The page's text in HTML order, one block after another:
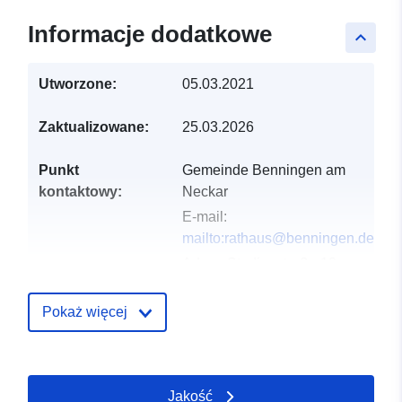
keyboard_arrow_up
Informacje dodatkowe
Utworzone: 05.03.2021
Zaktualizowane: 25.03.2026
Punkt
kontaktowy:
Gemeinde Benningen am
Neckar
E-mail:
mailto:rathaus@benningen.de
Pokaż więcej
Jakość